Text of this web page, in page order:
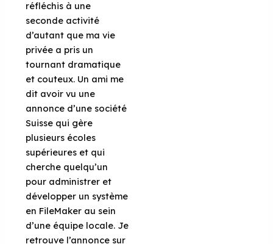
réfléchis à une
seconde activité
d’autant que ma vie
privée a pris un
tournant dramatique
et couteux. Un ami me
dit avoir vu une
annonce d’une société
Suisse qui gère
plusieurs écoles
supérieures et qui
cherche quelqu’un
pour administrer et
développer un système
en FileMaker au sein
d’une équipe locale. Je
retrouve l’annonce sur